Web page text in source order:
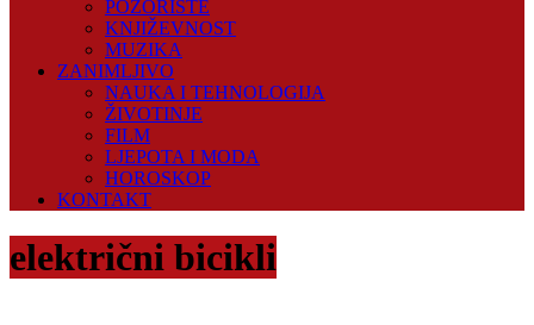
POZORIŠTE
KNJIŽEVNOST
MUZIKA
ZANIMLJIVO
NAUKA I TEHNOLOGIJA
ŽIVOTINJE
FILM
LJEPOTA I MODA
HOROSKOP
KONTAKT
električni bicikli